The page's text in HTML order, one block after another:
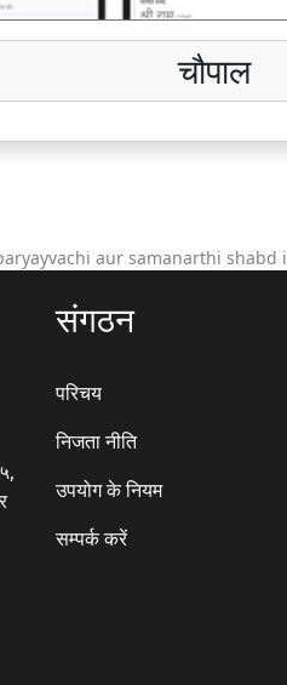
चौपाल
aur samanarthi shabd
संगठन
परिचय
निजता नीति
उपयोग के नियम
सम्पर्क करें